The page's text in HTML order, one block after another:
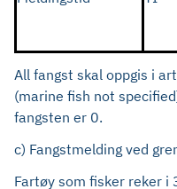
All fangst skal oppgis i
(marine fish not
fangsten er 0.
c) Fangstmelding ved
Fartøy som fisker reker i